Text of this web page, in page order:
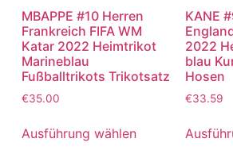
MBAPPE #10 Herren
Frankreich FIFA WM
Katar 2022 Heimtrikot
Marineblau
Fußballtrikots Trikotsatz
€35.00
Ausführung wählen
KANE
2022
blau
Hosen
€33.59